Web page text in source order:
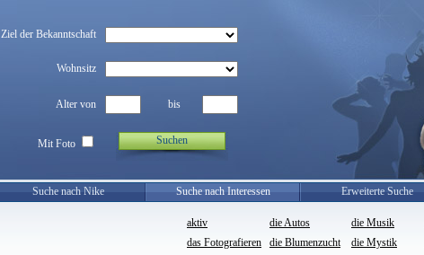
Ziel der Bekanntschaft
Wohnsitz
Alter von bis
Mit Foto Suchen
Suche nach Nike Suche nach Interessen Erweiterte Suche
aktiv
das Fotografieren
die Autos
die Blumenzucht
die Musik
die Mystik